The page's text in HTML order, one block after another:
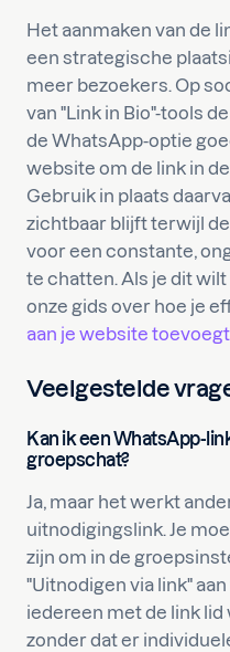
Het aanmaken van de
een strategische
meer bezoekers. Op
van "Link in Bio"-tools
de WhatsApp-optie
website om de link in
Gebruik in plaats
zichtbaar blijft terwijl
voor een constante,
te chatten. Als je dit
onze gids over hoe je
aan je website toevoegt
Veelgestelde
Kan ik een WhatsApp-
groepschat?
Ja, maar het werkt
uitnodigingslink. Je
zijn om in de
"Uitnodigen via link"
iedereen met de link
zonder dat er